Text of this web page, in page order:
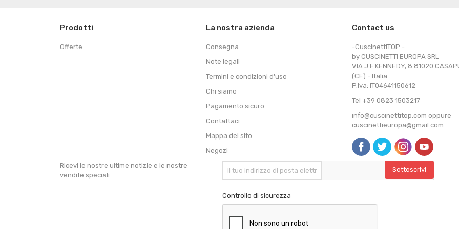
Prodotti
Offerte
La nostra azienda
Consegna
Note legali
Termini e condizioni d'uso
Chi siamo
Pagamento sicuro
Contattaci
Mappa del sito
Negozi
Contact us
-CuscinettiTOP -
by CUSCINETTI EUROPA SRL
VIA J F KENNEDY, 8 81020
(CE) - Italia
P.Iva: IT04641150612
Tel +39 0823 1503217
info@cuscinettitop.com oppure
cuscinettieuropa@gmail.com
Ricevi le nostre ultime notizie e le nostre
vendite speciali
Controllo di sicurezza